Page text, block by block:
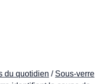
du quotidien / Sous-verre